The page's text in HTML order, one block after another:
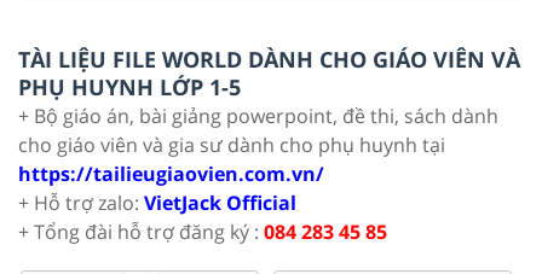
TÀI LIỆU FILE WORLD DÀNH CHO GIÁO VIÊN VÀ
PHỤ HUYNH LỚP 1-5
+ Bộ giáo án, bài giảng powerpoint, đề thi, sách dành
cho giáo viên và gia sư dành cho phụ huynh tại
https://tailieugiaovien.com.vn/
+ Hỗ trợ zalo: VietJack Official
+ Tổng đài hỗ trợ đăng ký : 084 283 45 85